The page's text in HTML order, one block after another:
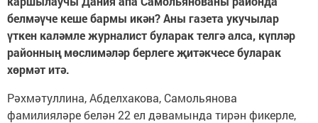
белмәүче кеше бармы икән? Аны газета укучылар
үткен каләмле журналист буларак телгә алса, күпләр
районның мөслимәләр берлеге җитәкчесе буларак
хөрмәт итә.
Рәхмәтуллина, Абделхакова, Самольянова
фамилияләре белән 22 ел дәвамында тирән фикерле,